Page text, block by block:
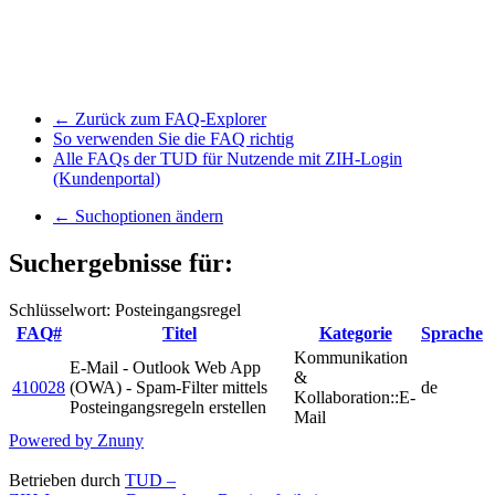
← Zurück zum FAQ-Explorer
So verwenden Sie die FAQ richtig
Alle FAQs der TUD für Nutzende mit ZIH-Login
(Kundenportal)
← Suchoptionen ändern
Suchergebnisse für:
Schlüsselwort: Posteingangsregel
FAQ#
Titel Kategorie Sprache
410028
E-Mail - Outlook Web App
(OWA) - Spam-Filter mittels
Posteingangsregeln erstellen
Kommunikation
&
Kollaboration::E-
Mail
de
Powered by Znuny
Betrieben durch TUD –